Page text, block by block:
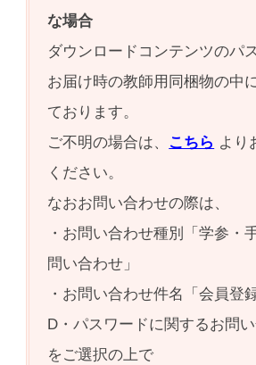
な場合
ダウンロードコンテンツのパ
お届け時の教師用同梱物の中
ております。
ご不明の場合は、 こちら より
ください。
なおお問い合わせの際は、
・お問い合わせ種別「学参・
問い合わせ」
・お問い合わせ件名「会員登
D・パスワードに関するお問い
をご選択の上で